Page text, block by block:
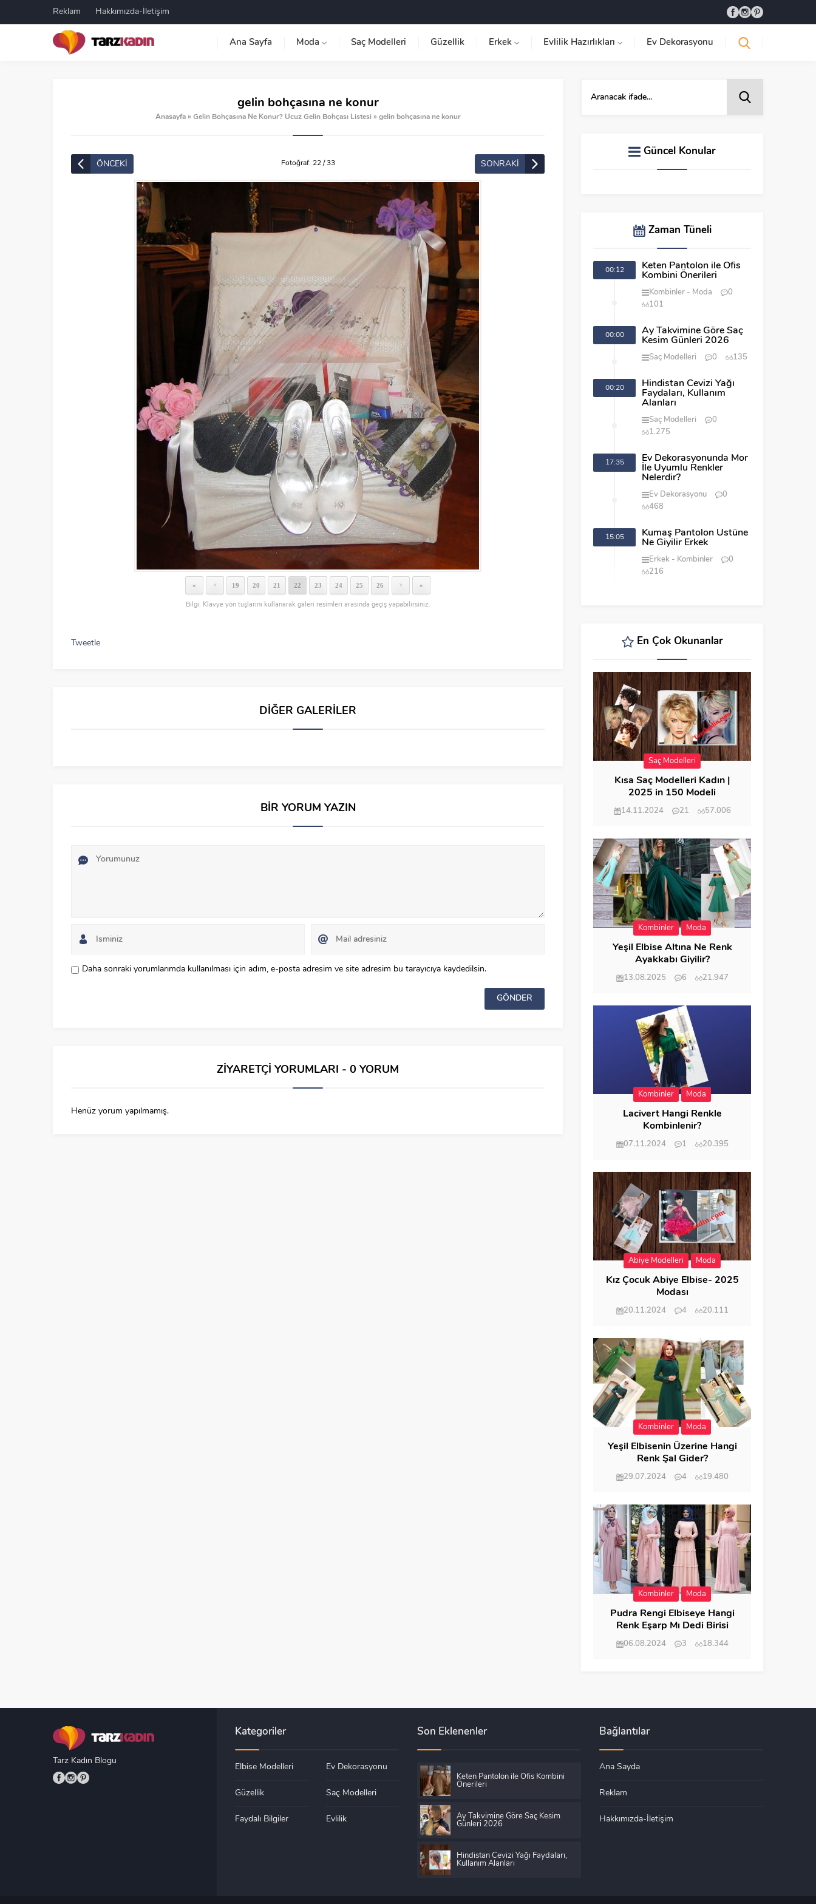
Reklam Hakkımızda-İletişim
Ana Sayfa Moda Saç Modelleri Güzellik Erkek Evlilik Hazırlıkları Ev Dekorasyonu
gelin bohçasına ne konur
Anasayfa » Gelin Bohçasına Ne Konur? Ucuz Gelin Bohçası Listesi » gelin bohçasına ne konur
ÖNCEKİ Fotoğraf: 22 / 33 SONRAKİ
« < 19 20 21 22 23 24 25 26 > »
Bilgi: Klavye yön tuşlarını kullanarak galeri resimleri arasında geçiş yapabilirsiniz.
Tweetle
DİĞER GALERİLER
BİR YORUM YAZIN
Daha sonraki yorumlarımda kullanılması için adım, e-posta adresim ve site adresim bu tarayıcıya kaydedilsin.
ZİYARETÇİ YORUMLARI - 0 YORUM
Henüz yorum yapılmamış.
Güncel Konular
Zaman Tüneli
00:12
Keten Pantolon ile Ofis
Kombini Önerileri
Kombinler Moda
0
101
00:00
Ay Takvimine Göre Saç
Kesim Günleri 2026
Saç Modelleri 0 135
00:20
Hindistan Cevizi Yağı
Faydaları, Kullanım
Alanları
Saç Modelleri
0
1.275
17:35
Ev Dekorasyonunda Mor
İle Uyumlu Renkler
Nelerdir?
Ev Dekorasyonu
0
468
15:05
Kumaş Pantolon Üstüne
Ne Giyilir Erkek
Erkek Kombinler
0
216
En Çok Okunanlar
Saç Modelleri
Kısa Saç Modelleri Kadın |
2025 in 150 Modeli
14.11.2024 21 57.006
Kombinler Moda
Yeşil Elbise Altına Ne Renk
Ayakkabı Giyilir?
13.08.2025 6 21.947
Kombinler Moda
Lacivert Hangi Renkle
Kombinlenir?
07.11.2024 1 20.395
Abiye Modelleri Moda
Kız Çocuk Abiye Elbise- 2025
Modası
20.11.2024 4 20.111
Kombinler Moda
Yeşil Elbisenin Üzerine Hangi
Renk Şal Gider?
29.07.2024 4 19.480
Kombinler Moda
Pudra Rengi Elbiseye Hangi
Renk Eşarp Mı Dedi Birisi
06.08.2024 3 18.344
Tarz Kadın Blogu
Kategoriler
Elbise Modelleri Ev Dekorasyonu
Güzellik Saç Modelleri
Faydalı Bilgiler Evlilik
Son Eklenenler
Keten Pantolon ile Ofis Kombini
Önerileri
Ay Takvimine Göre Saç Kesim
Günleri 2026
Hindistan Cevizi Yağı Faydaları,
Kullanım Alanları
Bağlantılar
Ana Sayda
Reklam
Hakkımızda-İletişim